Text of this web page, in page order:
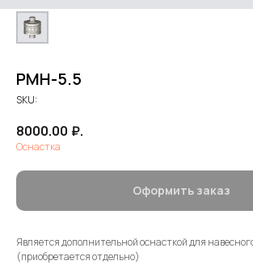
РМН-5.5
SKU:
8000.00 ₽.
Оснастка
Оформить заказ
Является дополнительной оснасткой для
(приобретается отдельно)